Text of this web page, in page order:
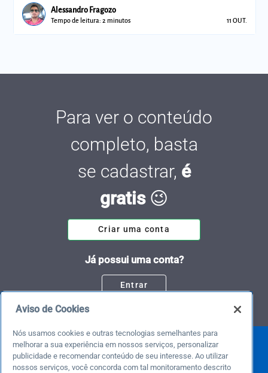
Alessandro Fragozo
Tempo de leitura: 2 minutos 11 OUT.
Para ver o conteúdo
completo, basta
se cadastrar, é
gratis😉
Criar uma conta
Já possui uma conta?
Entrar
Aviso de Cookies
Nós usamos cookies e outras tecnologias semelhantes para
melhorar a sua experiência em nossos serviços, personalizar
publicidade e recomendar conteúdo de seu interesse. Ao utilizar
nossos serviços, você concorda com tal monitoramento descrito